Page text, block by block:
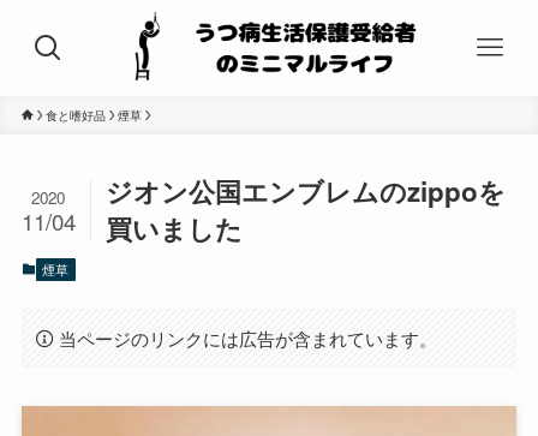
食と嗜好品 煙草
ジオン公国エンブレムのzippoを
買いました
2020
11/04
煙草
当ページのリンクには広告が含まれています。